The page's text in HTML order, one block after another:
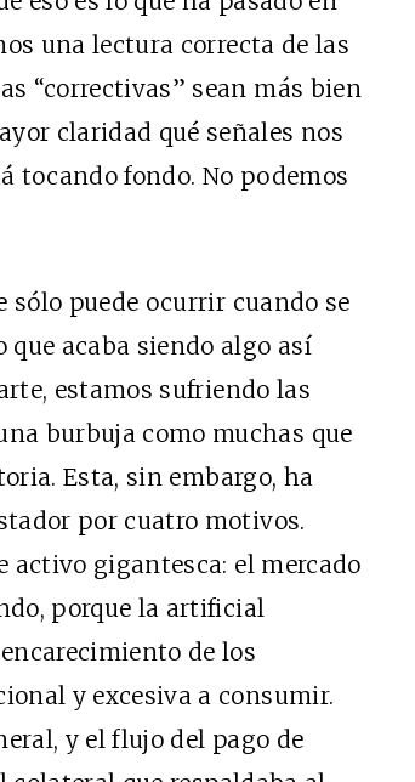
una lectura correcta de las
“correctivas” sean más bien
claridad qué señales nos
tocando fondo. No podemos
puede ocurrir cuando se
acaba siendo algo así
estamos sufriendo las
burbuja como muchas que
Esta, sin embargo, ha
por cuatro motivos.
activo gigantesca: el mercado
porque la artificial
de los
y excesiva a consumir.
y el flujo del pago de